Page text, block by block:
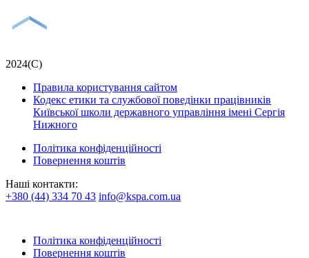
2024(С)
Правила користування сайтом
Кодекс етики та службової поведінки працівників
Київської школи державного управління імені Сергія
Нижного
Політика конфіденційності
Повернення коштів
Наші контакти:
+380 (44) 334 70 43 info@kspa.com.ua
Політика конфіденційності
Повернення коштів